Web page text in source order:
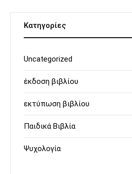
Kατηγορίες
Uncategorized
έκδοση βιβλίου
εκτύπωση βιβλίου
Παιδικά Βιβλία
Ψυχολογία